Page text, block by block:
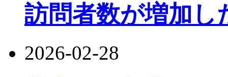
訪問者数が増加し
2026-02-28